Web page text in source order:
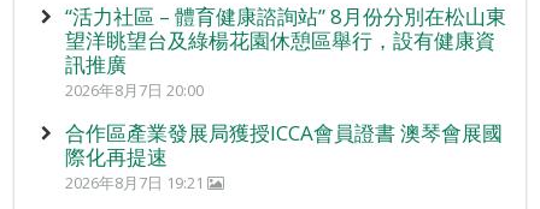
“活力社區 – 體育健康諮詢站” 8月份分別在松山東
望洋眺望台及綠楊花園休憩區舉行，設有健康資
訊推廣
2026年8月7日 20:00
合作區產業發展局獲授ICCA會員證書 澳琴會展國
際化再提速
2026年8月7日 19:21